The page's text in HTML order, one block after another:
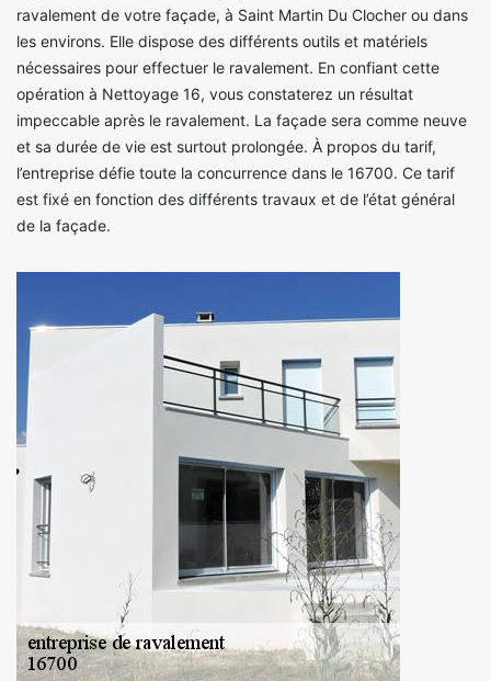
ravalement de votre façade, à Saint Martin Du Clocher ou dans
les environs. Elle dispose des différents outils et matériels
nécessaires pour effectuer le ravalement. En confiant cette
opération à Nettoyage 16, vous constaterez un résultat
impeccable après le ravalement. La façade sera comme neuve
et sa durée de vie est surtout prolongée. À propos du tarif,
l’entreprise défie toute la concurrence dans le 16700. Ce tarif
est fixé en fonction des différents travaux et de l’état général
de la façade.